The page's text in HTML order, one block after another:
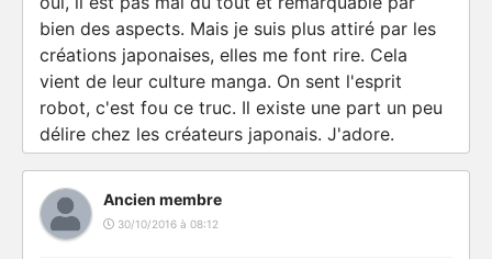
bien des aspects. Mais je suis plus attiré par les
créations japonaises, elles me font rire. Cela
vient de leur culture manga. On sent l'esprit
robot, c'est fou ce truc. Il existe une part un peu
délire chez les créateurs japonais. J'adore.
Ancien membre
30/10/2016 à 08:12